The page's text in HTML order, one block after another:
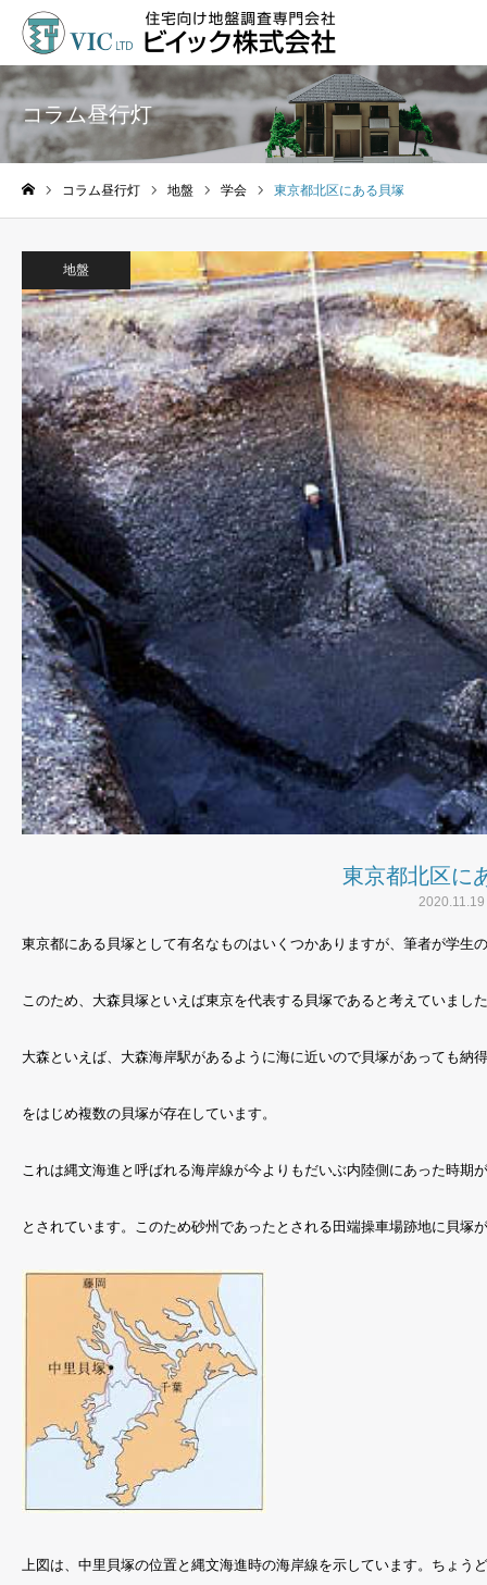
コラム昼行灯
コラム昼行灯 地盤 学会 東京都北区にある貝塚
地盤
東京都北区に
2020.11.19
東京都にある貝塚として有名なものはいくつかありますが、筆者が学生
このため、大森貝塚といえば東京を代表する貝塚であると考えていまし
大森といえば、大森海岸駅があるように海に近いので貝塚があっても納
をはじめ複数の貝塚が存在しています。
これは縄文海進と呼ばれる海岸線が今よりもだいぶ内陸側にあった時期
とされています。このため砂州であったとされる田端操車場跡地に貝塚
上図は、中里貝塚の位置と縄文海進時の海岸線を示しています。ちょう